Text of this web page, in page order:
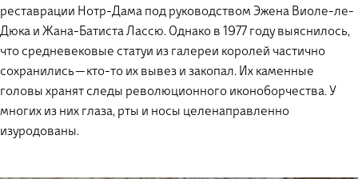
реставрации Нотр-Дама под руководством Эжена Виоле-ле-
Дюка и Жана-Батиста Лассю. Однако в 1977 году выяснилось,
что средневековые статуи из галереи королей частично
сохранились — кто-то их вывез и закопал. Их каменные
головы хранят следы революционного иконоборчества. У
многих из них глаза, рты и носы целенаправленно
изуродованы.